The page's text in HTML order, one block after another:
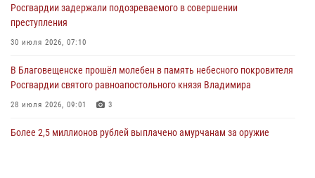
Росгвардии задержали подозреваемого в совершении
преступления
30 июля 2026, 07:10
В Благовещенске прошёл молебен в память небесного покровителя
Росгвардии святого равноапостольного князя Владимира
28 июля 2026, 09:01 3
Более 2,5 миллионов рублей выплачено амурчанам за оружие